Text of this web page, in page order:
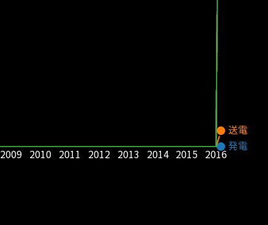
2009 2010 2011 2012 2013 2014 2015 2016
発電
送電